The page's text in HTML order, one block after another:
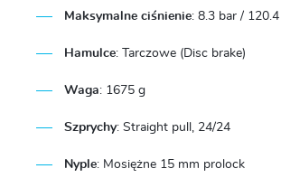
Maksymalne ciśnienie:8.3 bar / 120.4
Hamulce:Tarczowe (Disc brake)
Waga:1675 g
Szprychy:Straight pull, 24/24
Nyple:Mosiężne 15 mm prolock